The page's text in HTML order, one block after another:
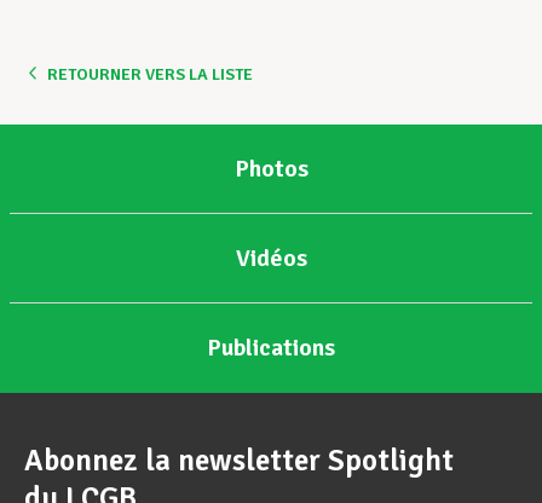
RETOURNER VERS LA LISTE
Photos
Vidéos
Publications
Abonnez la newsletter Spotlight